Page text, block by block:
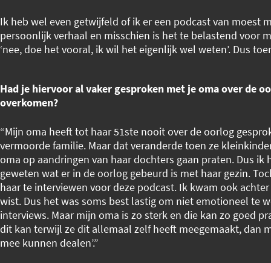
Ik heb wel even getwijfeld of ik er een podcast van moest
persoonlijk verhaal en misschien is het te belastend voor
‘nee, doe het vooral, ik wil het eigenlijk wel weten’. Dus
Had je hiervoor al vaker gesproken met je oma over de
overkomen?
“Mijn oma heeft tot haar 51ste nooit over de oorlog
vermoorde familie. Maar dat veranderde toen ze
oma op aandringen van haar dochters gaan praten. Dus ik
geweten wat er in de oorlog gebeurd is met haar gezin.
haar te interviewen voor deze podcast. Ik kwam ook
wist. Dus het was soms best lastig om niet emotioneel te
interviews. Maar mijn oma is zo sterk en die kan zo goed
dit kan terwijl ze dit allemaal zelf heeft meegemaakt, dan
mee kunnen dealen’.”